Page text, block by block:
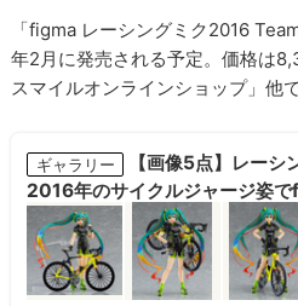
「figma レーシングミク2016
年2月に発売される予定。価格は
スマイルオンラインショップ」他
ギャラリー
【画像5点】レーシ
2016年のサイクルジャージ姿